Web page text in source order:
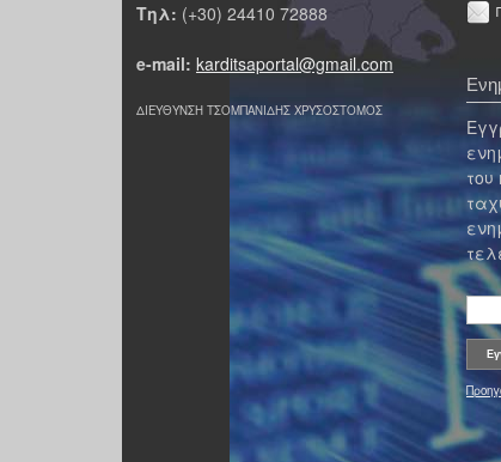
Τηλ: (+30) 24410 72888
e-mail: karditsaportal@gmail.com
ΔΙΕΥΘΥΝΣΗ ΤΣΟΜΠΑΝΙΔΗΣ ΧΡΥΣΟΣΤΟΜΟΣ
του